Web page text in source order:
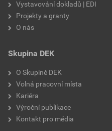
Vystavování dokladů | EDI
Projekty a granty
O nás
Skupina DEK
O Skupině DEK
Volná pracovní místa
Kariéra
Výroční publikace
Kontakt pro média